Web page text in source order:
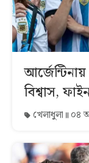
বিশ্বাস,
খেলাধুলা ০৪